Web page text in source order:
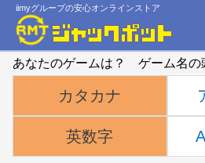
iimyグループの安心オンラインストア
あなたのゲームは？ ゲーム名の
カタカナ
英数字